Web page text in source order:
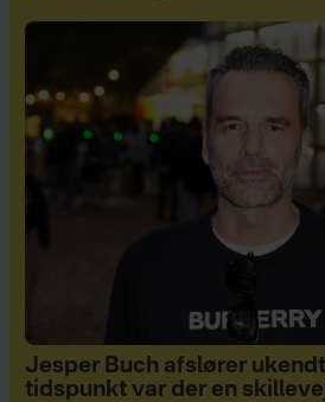
Jesper Buch afslører
tidspunkt var der en